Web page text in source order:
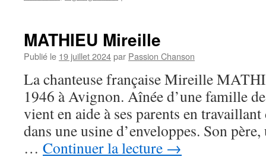
MATHIEU Mireille
Publié le 19 juillet 2024par Passion Chanson
La chanteuse française Mireille
1946 à Avignon. Aînée d’une famille
vient en aide à ses parents en travaillant
dans une usine d’enveloppes. Son
… Continuer la lecture →